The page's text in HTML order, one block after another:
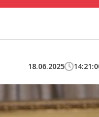
18.06.2025